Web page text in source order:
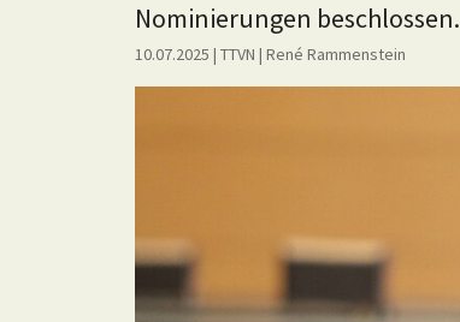
Nominierungen beschlossen.
10.07.2025 | TTVN | René Rammenstein